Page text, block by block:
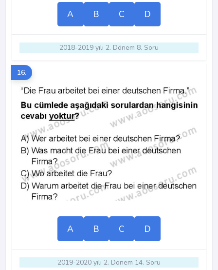
A B C D
2018-2019 yılı 2. Dönem 8. Soru
16.
A B C D
2019-2020 yılı 2. Dönem 14. Soru